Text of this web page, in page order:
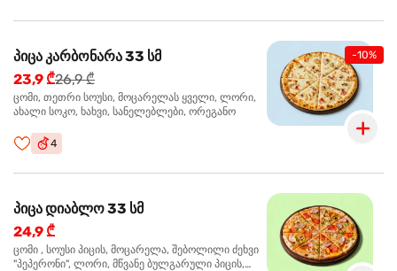
-10%
პიცა კარბონარა 33 სმ
23,9 ₾26,9 ₾
ცომი, თეთრი სოუსი, მოცარელას ყველი, ლორი,
ახალი სოკო, ხახვი, სანელებლები, ორეგანო
4
პიცა დიაბლო 33 სმ
24,9 ₾
ცომი , სოუსი პიცის, მოცარელა, შებოლილი ძეხვი
"პეპერონი", ლორი, მწვანე ბულგარული პიცის,